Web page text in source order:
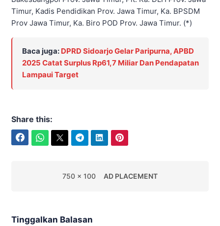
Timur, Kadis Pendidikan Prov. Jawa Timur, Ka. BPSDM
Prov Jawa Timur, Ka. Biro POD Prov. Jawa Timur. (*)
Baca juga: DPRD Sidoarjo Gelar Paripurna, APBD
2025 Catat Surplus Rp61,7 Miliar Dan Pendapatan
Lampaui Target
Share this:
750 x 100 AD PLACEMENT
Tinggalkan Balasan